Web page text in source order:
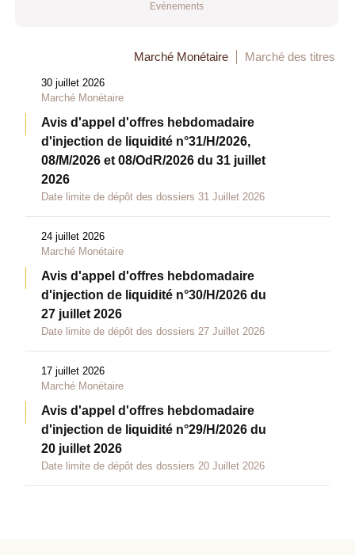
Evénements
Marché Monétaire Marché des titres
30 juillet 2026
Marché Monétaire
Avis d'appel d'offres hebdomadaire
d'injection de liquidité n°31/H/2026,
08/M/2026 et 08/OdR/2026 du 31 juillet
2026
Date limite de dépôt des dossiers 31 Juillet 2026
24 juillet 2026
Marché Monétaire
Avis d'appel d'offres hebdomadaire
d'injection de liquidité n°30/H/2026 du
27 juillet 2026
Date limite de dépôt des dossiers 27 Juillet 2026
17 juillet 2026
Marché Monétaire
Avis d'appel d'offres hebdomadaire
d'injection de liquidité n°29/H/2026 du
20 juillet 2026
Date limite de dépôt des dossiers 20 Juillet 2026